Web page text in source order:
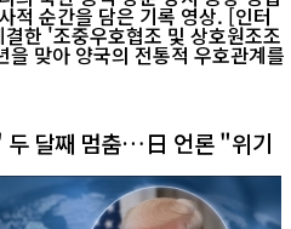
순간을 담은 기록 영상. [인터
한 '조중우호협조 및 상호원조조
맞아 양국의 전통적 우호관계를
두 달째 멈춤…日 언론 "위기